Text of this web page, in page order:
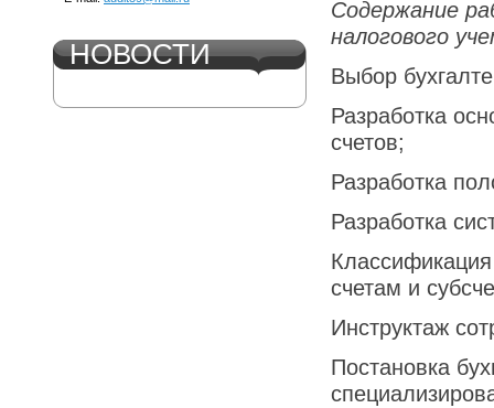
НОВОСТИ
Содержание
налогового
Выбор
Разработка
счетов;
Разработка
Разработка
счетам и
Инструктаж
Постановка